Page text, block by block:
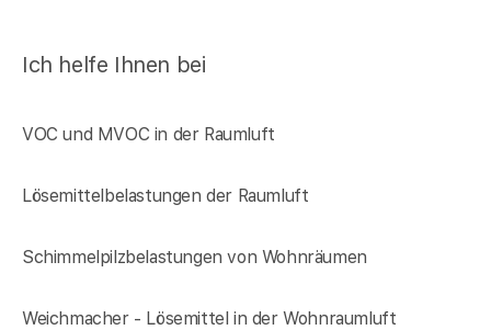
Ich helfe Ihnen bei
VOC und MVOC in der Raumluft
Lösemittelbelastungen der Raumluft
Schimmelpilzbelastungen von Wohnräumen
Weichmacher - Lösemittel in der Wohnraumluft